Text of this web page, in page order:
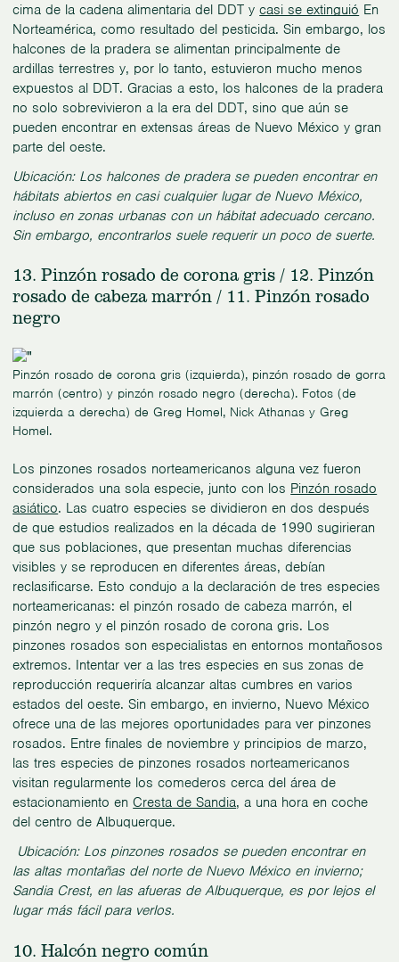
cima de la cadena alimentaria del DDT ycasi se extinguió En
Norteamérica, como resultado del pesticida. Sin embargo, los
halcones de la pradera se alimentan principalmente de
ardillas terrestres y, por lo tanto, estuvieron mucho menos
expuestos al DDT. Gracias a esto, los halcones de la pradera
no solo sobrevivieron a la era del DDT, sino que aún se
pueden encontrar en extensas áreas de Nuevo México y gran
parte del oeste.
Ubicación: Los halcones de pradera se pueden encontrar en
hábitats abiertos en casi cualquier lugar de Nuevo México,
incluso en zonas urbanas con un hábitat adecuado cercano.
Sin embargo, encontrarlos suele requerir un poco de suerte.
13. Pinzón rosado de corona gris / 12. Pinzón
rosado de cabeza marrón / 11. Pinzón rosado
negro
Pinzón rosado de corona gris (izquierda), pinzón rosado de gorra
marrón (centro) y pinzón rosado negro (derecha). Fotos (de
izquierda a derecha) de Greg Homel, Nick Athanas y Greg
Homel.
Los pinzones rosados norteamericanos alguna vez fueron
considerados una sola especie, junto con los Pinzón rosado
asiático. Las cuatro especies se dividieron en dos después
de que estudios realizados en la década de 1990 sugirieran
que sus poblaciones, que presentan muchas diferencias
visibles y se reproducen en diferentes áreas, debían
reclasificarse. Esto condujo a la declaración de tres especies
norteamericanas: el pinzón rosado de cabeza marrón, el
pinzón negro y el pinzón rosado de corona gris. Los
pinzones rosados son especialistas en entornos montañosos
extremos. Intentar ver a las tres especies en sus zonas de
reproducción requeriría alcanzar altas cumbres en varios
estados del oeste. Sin embargo, en invierno, Nuevo México
ofrece una de las mejores oportunidades para ver pinzones
rosados. Entre finales de noviembre y principios de marzo,
las tres especies de pinzones rosados norteamericanos
visitan regularmente los comederos cerca del área de
estacionamiento enCresta de Sandia, a una hora en coche
del centro de Albuquerque.
Ubicación: Los pinzones rosados se pueden encontrar en
las altas montañas del norte de Nuevo México en invierno;
Sandia Crest, en las afueras de Albuquerque, es por lejos el
lugar más fácil para verlos.
10. Halcón negro común